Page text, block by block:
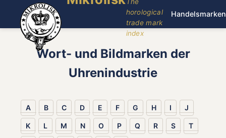
horological
trade mark
index
Handelsmarken
Wort- und Bildmarken der
Uhrenindustrie
A B C D E F G H I J
K L M N O P Q R S T